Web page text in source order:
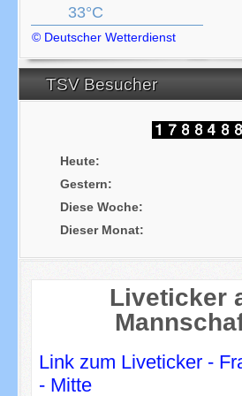
33°C
© Deutscher Wetterdienst
TSV Besucher
Heute:
Gestern:
Diese Woche:
Dieser Monat:
Liveticker
Link zum Liveticker -
- Mitte